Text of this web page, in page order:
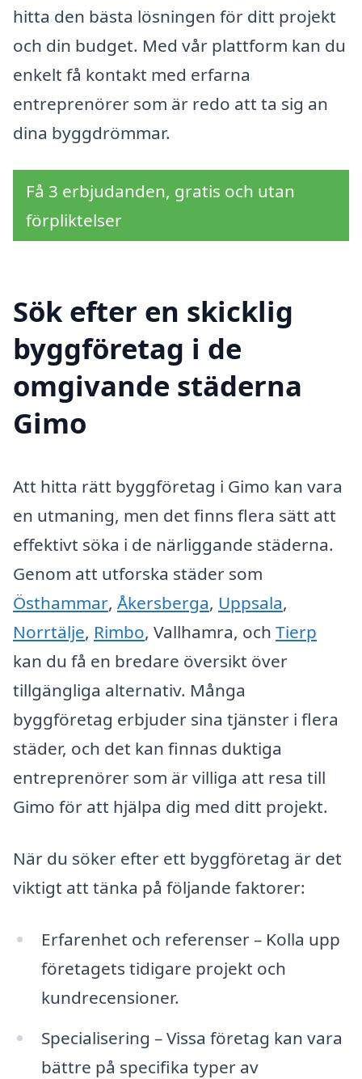
hitta den bästa lösningen för ditt projekt
och din budget. Med vår plattform kan du
enkelt få kontakt med erfarna
entreprenörer som är redo att ta sig an
dina byggdrömmar.
Få 3 erbjudanden, gratis och utan
förpliktelser
Sök efter en skicklig
byggföretag i de
omgivande städerna
Gimo
Att hitta rätt byggföretag i Gimo kan vara
en utmaning, men det finns flera sätt att
effektivt söka i de närliggande städerna.
Genom att utforska städer som
Östhammar, Åkersberga, Uppsala,
Norrtälje, Rimbo, Vallhamra, och Tierp
kan du få en bredare översikt över
tillgängliga alternativ. Många
byggföretag erbjuder sina tjänster i flera
städer, och det kan finnas duktiga
entreprenörer som är villiga att resa till
Gimo för att hjälpa dig med ditt projekt.
När du söker efter ett byggföretag är det
viktigt att tänka på följande faktorer:
Erfarenhet och referenser – Kolla upp
företagets tidigare projekt och
kundrecensioner.
Specialisering – Vissa företag kan vara
bättre på specifika typer av